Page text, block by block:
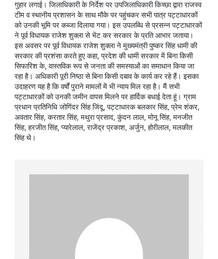
गुहार लगाई। जिलाधिकारी के निर्देश पर उपजिलाधिकारी किच्छा द्वारा राजस्व
टीम व स्थानीय प्रशासन के साथ मौके पर पहुंचकर सभी पात्र पट्टाधारकों
को उनकी भूमि पर कब्जा दिलाया गया। इस उपलब्धि से प्रसन्न पट्टाधारकों
ने पूर्व विधायक राजेश शुक्ला से भेंट कर सरकार के प्रति आभार जताया।
इस अवसर पर पूर्व विधायक राजेश शुक्ला ने मुख्यमंत्री पुष्कर सिंह धामी की
सरकार की प्रशंसा करते हुए कहा, प्रदेश की धामी सरकार में बिना किसी
सिफारिश के, वास्तविक रूप से जनता की समस्याओं का समाधान किया जा
रहा है। अधिकारी पूरी निष्ठा से बिना किसी दबाव के कार्य कर रहे हैं। इसका
उदाहरण यह है कि वर्षों पुराने मामलों में भी न्याय मिल रहा है। मैं सभी
पट्टाधारकों को उनकी जमीन वापस मिलने पर हार्दिक बधाई देता हूं। ग्राम
प्रधान प्रतिनिधि जोगिंदर सिंह जिंदू, पट्टाधारक बलकार सिंह, प्रेम शंकर,
अवतार सिंह, करतार सिंह, मथुरा प्रसाद, कुंदन लाल, मोनू सिंह, मनजीत
सिंह, हरजीत सिंह, प्यारेलाल, राजेंद्र प्रकाश, अर्जुन, होरीलाल, मलकीत
सिंह थे।